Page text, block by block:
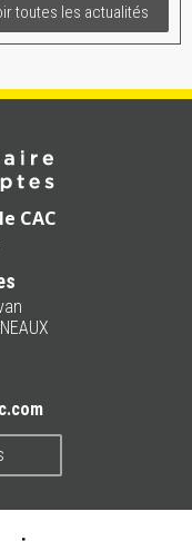
toutes les actualités
CAC